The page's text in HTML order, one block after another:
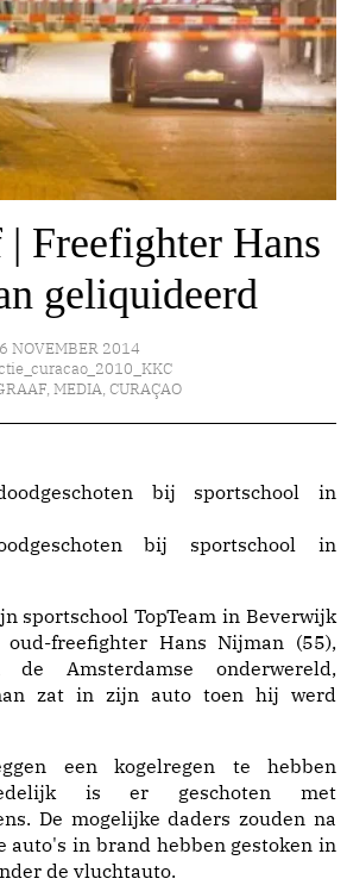
| Freefighter Hans
geliquideerd
6 NOVEMBER 2014
, MEDIA, CURAÇAO
bij sportschool in
sportschool TopTeam in Beverwijk
oud-freefighter Hans Nijman (55),
Amsterdamse onderwereld,
zat in zijn auto toen hij werd
een kogelregen te hebben
is er geschoten met
De mogelijke daders zouden na
auto's in brand hebben gestoken in
de vluchtauto.